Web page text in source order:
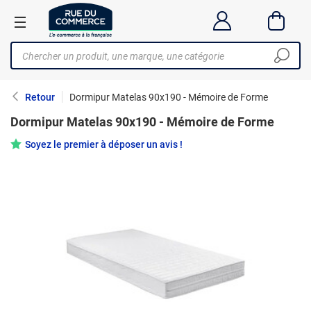
Retour Dormipur Matelas 90x190 - Mémoire de Forme
Dormipur Matelas 90x190 - Mémoire de Forme
Soyez le premier à déposer un avis !